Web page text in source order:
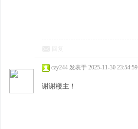
czy244 发表于 2025-11-30 23:54:59
谢谢楼主！